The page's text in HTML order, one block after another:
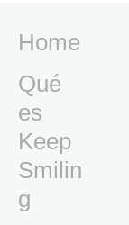
Home
Qué
es
Keep
Smilin
g